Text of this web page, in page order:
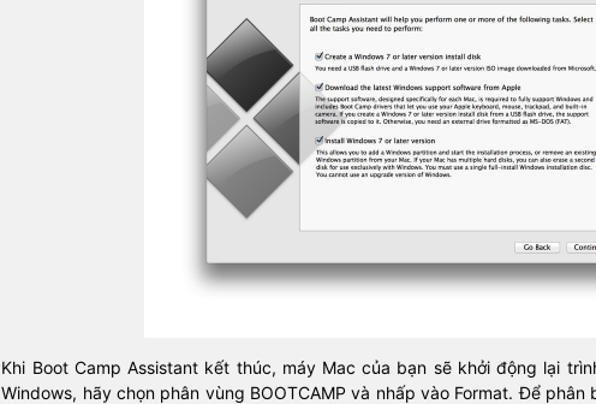
Khi Boot Camp Assistant kết thúc, máy Mac của bạn sẽ khởi động lại
Windows, hãy chọn phân vùng BOOTCAMP và nhấp vào Format. Để